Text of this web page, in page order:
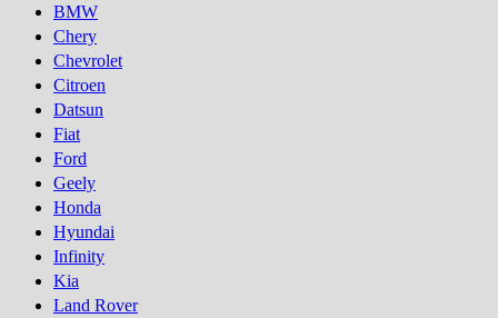
BMW
Chery
Chevrolet
Citroen
Datsun
Fiat
Ford
Geely
Honda
Hyundai
Infinity
Kia
Land Rover